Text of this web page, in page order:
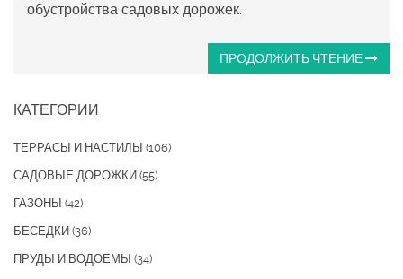
обустройства садовых дорожек.
ПРОДОЛЖИТЬ ЧТЕНИЕ
КАТЕГОРИИ
ТЕРРАСЫ И НАСТИЛЫ (106)
САДОВЫЕ ДОРОЖКИ (55)
ГАЗОНЫ (42)
БЕСЕДКИ (36)
ПРУДЫ И ВОДОЕМЫ (34)